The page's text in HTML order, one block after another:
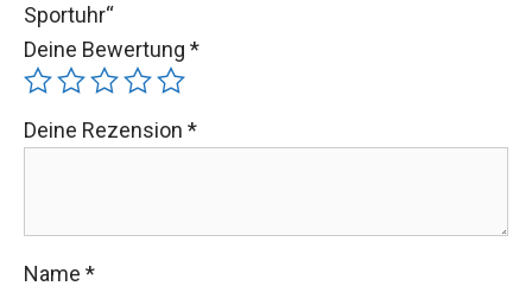
Sportuhr“
Deine Bewertung *
Deine Rezension *
Name *